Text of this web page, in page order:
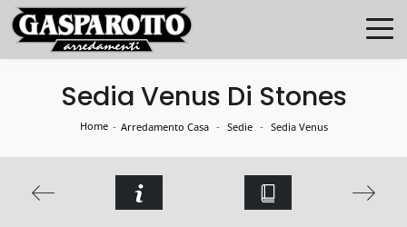
Sedia Venus Di Stones
Home - Arredamento Casa - Sedie - Sedia Venus